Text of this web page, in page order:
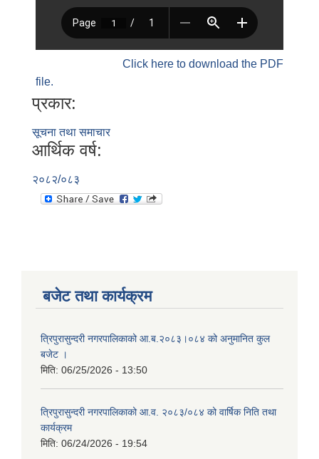
Click here to download the PDF
file.
प्रकार:
सूचना तथा समाचार
आर्थिक वर्ष:
२०८२/०८३
बजेट तथा कार्यक्रम
त्रिपुरासुन्दरी नगरपालिकाको आ.ब.२०८३।०८४ को अनुमानित कुल
बजेट ।
मिति: 06/25/2026 - 13:50
त्रिपुरासुन्दरी नगरपालिकाको आ.व. २०८३/०८४ को वार्षिक निति तथा
कार्यक्रम
मिति: 06/24/2026 - 19:54